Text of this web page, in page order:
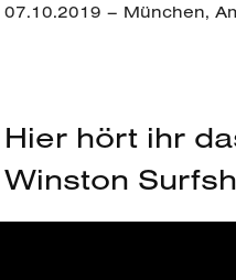
07.10.2019 – München,
Hier hört ihr
Winston